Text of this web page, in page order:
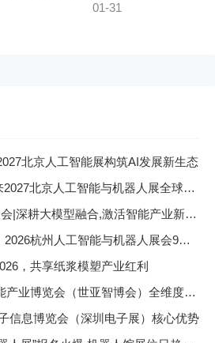
01-31
北京人工智能展构筑AI发展新生态
京聚全球智，AI创未来2027北京人工智能与机器人展全球启动
2026杭州AI+机器人大会|深耕大模型融合,激活智能产业新动能
赋能长三角智造升级！2026杭州人工智能与机器人展会9月启幕
，共享纸浆模塑产业红利
2027亚洲国际人工智能产业博览会（世亚智博会）全维度介绍
信息博览会（深圳电子展）核心优势